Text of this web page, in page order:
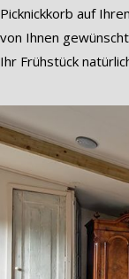
Picknickkorb auf
von Ihnen
Ihr Frühstück